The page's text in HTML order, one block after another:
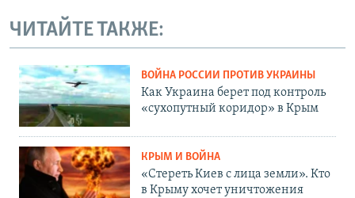
ЧИТАЙТЕ ТАКЖЕ:
ВОЙНА РОССИИ ПРОТИВ УКРАИНЫ
Как Украина берет под контроль
«сухопутный коридор» в Крым
КРЫМ И ВОЙНА
«Стереть Киев с лица земли». Кто
в Крыму хочет уничтожения